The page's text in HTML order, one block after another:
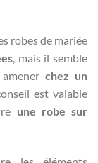
robes de mariée
, mais il semble
chez un
est valable
une robe sur